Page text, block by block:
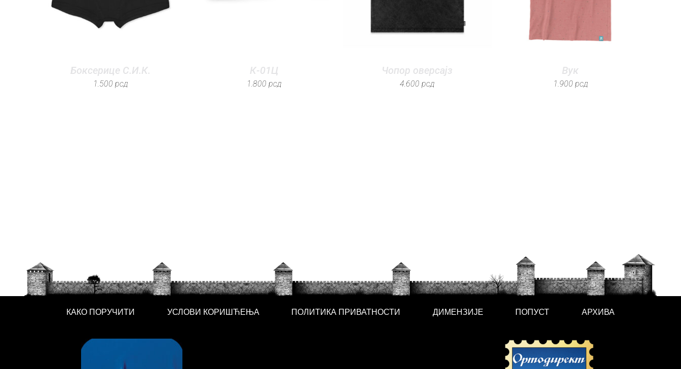
Боксерице С.И.К.
1.500рсд
К-01Ц
1.800 рсд
Чопор оверсајз
4.600рсд
Вук
1.900 рсд
КАКО ПОРУЧИТИ УСЛОВИ КОРИШЋЕЊА ПОЛИТИКА ПРИВАТНОСТИ ДИМЕНЗИЈЕ ПОПУСТ АРХИВА